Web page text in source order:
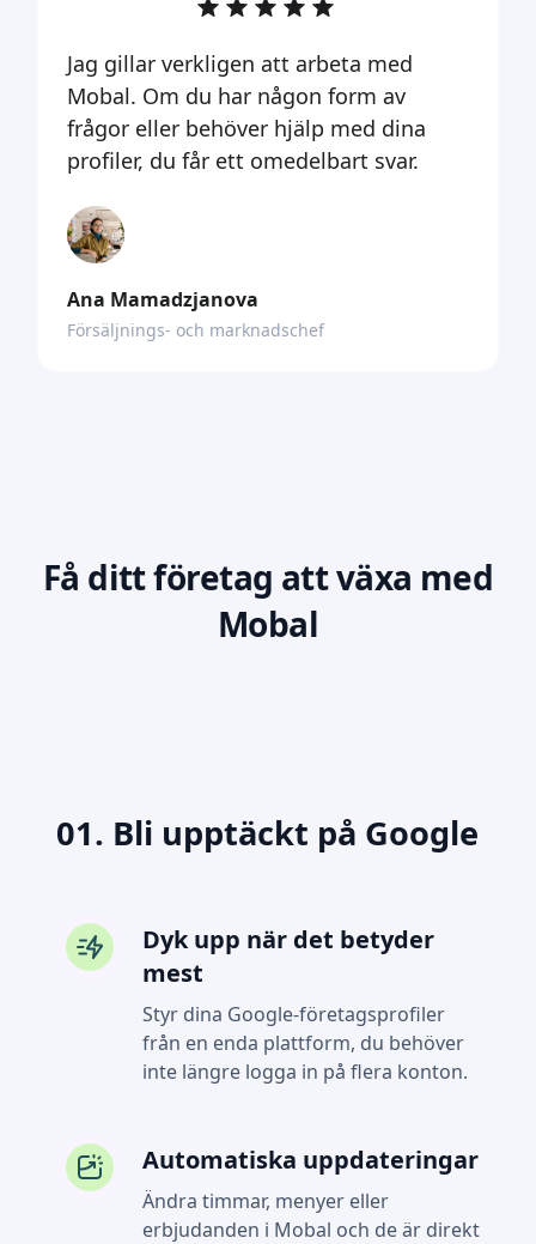
Jag gillar verkligen att arbeta med
Mobal. Om du har någon form av
frågor eller behöver hjälp med dina
profiler, du får ett omedelbart svar.
Ana Mamadzjanova
Försäljnings- och marknadschef
Få ditt företag att växa med
Mobal
01. Bli upptäckt på Google
Dyk upp när det betyder
mest
Styr dina Google-företagsprofiler
från en enda plattform, du behöver
inte längre logga in på flera konton.
Automatiska uppdateringar
Ändra timmar, menyer eller
erbjudanden i Mobal och de är direkt